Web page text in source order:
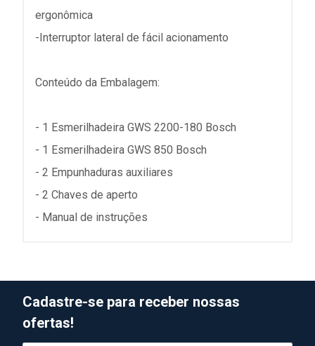
ergonômica
-Interruptor lateral de fácil acionamento
Conteúdo da Embalagem:
- 1 Esmerilhadeira GWS 2200-180 Bosch
- 1 Esmerilhadeira GWS 850 Bosch
- 2 Empunhaduras auxiliares
- 2 Chaves de aperto
- Manual de instruções
Cadastre-se para receber nossas
ofertas!